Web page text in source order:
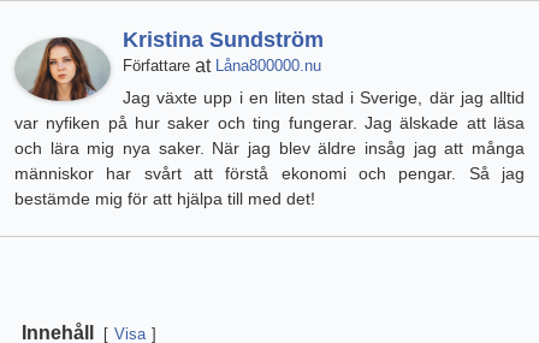
Kristina Sundström
Författare at Låna800000.nu
Jag växte upp i en liten stad i Sverige, där jag alltid
var nyfiken på hur saker och ting fungerar. Jag älskade att läsa
och lära mig nya saker. När jag blev äldre insåg jag att många
människor har svårt att förstå ekonomi och pengar. Så jag
bestämde mig för att hjälpa till med det!
Innehåll Visa